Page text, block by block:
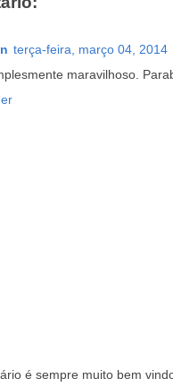
terça-feira, março 04, 2014
maravilhoso.
é sempre muito bem